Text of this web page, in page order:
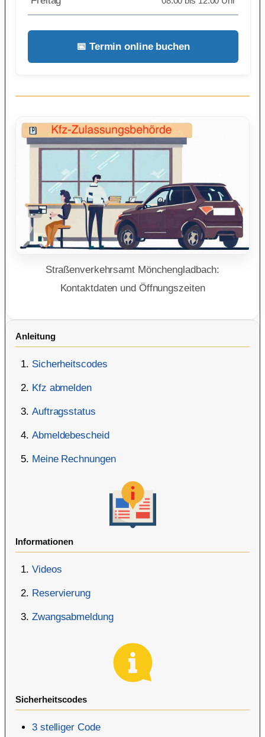
Anleitung
Sicherheitscodes
Kfz abmelden
Auftragsstatus
Abmeldebescheid
Meine Rechnungen
Informationen
Videos
Reservierung
Zwangsabmeldung
Sicherheitscodes
3 stelliger Code
📅 Termin online buchen
Straßenverkehrsamt Mönchengladbach:
Kontaktdaten und Öffnungszeiten